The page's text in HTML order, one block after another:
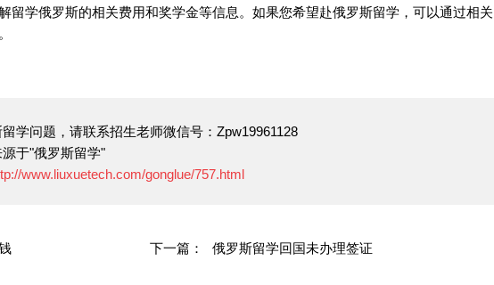
留学俄罗斯的相关费用和奖学金等信息。如果您希望赴俄罗斯留学，可以通过相关
学问题，请联系招生老师微信号：Zpw19961128
于"俄罗斯留学"
www.liuxuetech.com/gonglue/757.html
下一篇： 俄罗斯留学回国未办理签证